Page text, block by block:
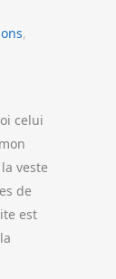
,
celui
veste
de
est